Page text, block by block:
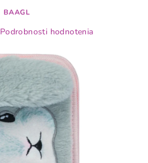
BAAGL
Podrobnosti hodnotenia